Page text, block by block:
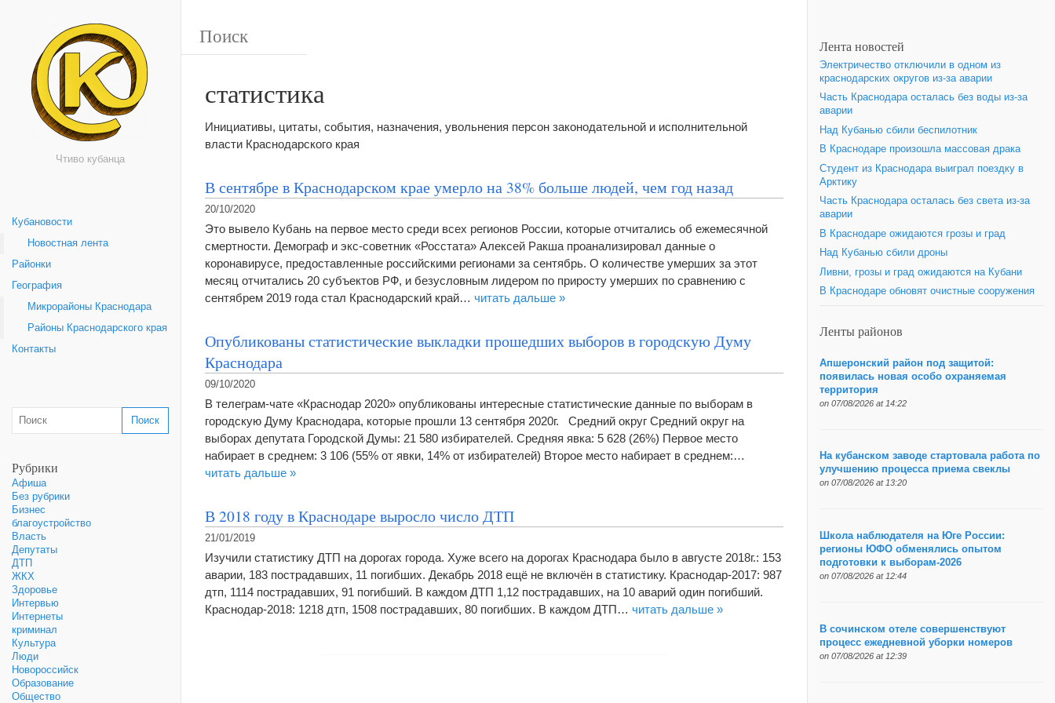
Чтиво кубанца
Кубановости
Новостная лента
Районки
География
Микрорайоны Краснодара
Районы Краснодарского края
Контакты
Рубрики
Афиша
Без рубрики
Бизнес
благоустройство
Власть
Депутаты
ДТП
ЖКХ
Здоровье
Интервью
Интернеты
криминал
Культура
Люди
Новороссийск
Образование
Общество
статистика
Инициативы, цитаты, события, назначения, увольнения персон законодательной и исполнительной
власти Краснодарского края
В сентябре в Краснодарском крае умерло на 38% больше людей, чем год назад
20/10/2020
Это вывело Кубань на первое место среди всех регионов России, которые отчитались об ежемесячной
смертности. Демограф и экс-советник «Росстата» Алексей Ракша проанализировал данные о
коронавирусе, предоставленные российскими регионами за сентябрь. О количестве умерших за этот
месяц отчитались 20 субъектов РФ, и безусловным лидером по приросту умерших по сравнению с
сентябрем 2019 года стал Краснодарский край… читать дальше »
Опубликованы статистические выкладки прошедших выборов в городскую Думу
Краснодара
09/10/2020
В телеграм-чате «Краснодар 2020» опубликованы интересные статистические данные по выборам в
городскую Думу Краснодара, которые прошли 13 сентября 2020г. Средний округ Средний округ на
выборах депутата Городской Думы: 21 580 избирателей. Средняя явка: 5 628 (26%) Первое место
набирает в среднем: 3 106 (55% от явки, 14% от избирателей) Второе место набирает в среднем:…
читать дальше »
В 2018 году в Краснодаре выросло число ДТП
21/01/2019
Изучили статистику ДТП на дорогах города. Хуже всего на дорогах Краснодара было в августе 2018г.: 153
аварии, 183 пострадавших, 11 погибших. Декабрь 2018 ещё не включён в статистику. Краснодар-2017: 987
дтп, 1114 пострадавших, 91 погибший. В каждом ДТП 1,12 пострадавших, на 10 аварий один погибший.
Краснодар-2018: 1218 дтп, 1508 пострадавших, 80 погибших. В каждом ДТП… читать дальше »
Лента новостей
Электричество отключили в одном из
краснодарских округов из-за аварии
Часть Краснодара осталась без воды из-за
аварии
Над Кубанью сбили беспилотник
В Краснодаре произошла массовая драка
Студент из Краснодара выиграл поездку в
Арктику
Часть Краснодара осталась без света из-за
аварии
В Краснодаре ожидаются грозы и град
Над Кубанью сбили дроны
Ливни, грозы и град ожидаются на Кубани
В Краснодаре обновят очистные сооружения
Ленты районов
Апшеронский район под защитой:
появилась новая особо охраняемая
территория
on 07/08/2026 at 14:22
На кубанском заводе стартовала работа по
улучшению процесса приема свеклы
on 07/08/2026 at 13:20
Школа наблюдателя на Юге России:
регионы ЮФО обменялись опытом
подготовки к выборам-2026
on 07/08/2026 at 12:44
В сочинском отеле совершенствуют
процесс ежедневной уборки номеров
on 07/08/2026 at 12:39